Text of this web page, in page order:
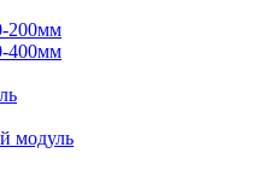
200мм
400мм
модуль